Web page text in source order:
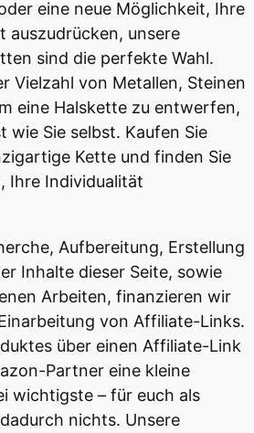
eine neue Möglichkeit, Ihre
auszudrücken, unsere
sind die perfekte Wahl.
Vielzahl von Metallen, Steinen
eine Halskette zu entwerfen,
wie Sie selbst. Kaufen Sie
Kette und finden Sie
Ihre Individualität
Aufbereitung, Erstellung
Inhalte dieser Seite, sowie
Arbeiten, finanzieren wir
von Affiliate-Links.
über einen Affiliate-Link
Partner eine kleine
wichtigste – für euch als
nichts. Unsere